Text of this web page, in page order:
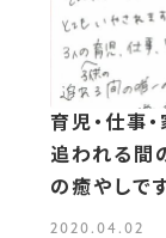
育児・仕事
追われる間
の癒やしで
2020.04.02